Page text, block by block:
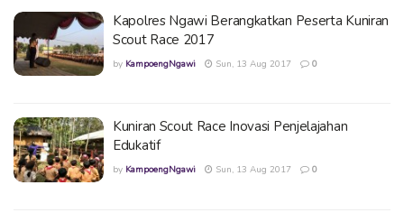
Kapolres Ngawi Berangkatkan Peserta Kuniran
Scout Race 2017
by KampoengNgawi Sun, 13 Aug 2017 0
Kuniran Scout Race Inovasi Penjelajahan
Edukatif
by KampoengNgawi Sun, 13 Aug 2017 0